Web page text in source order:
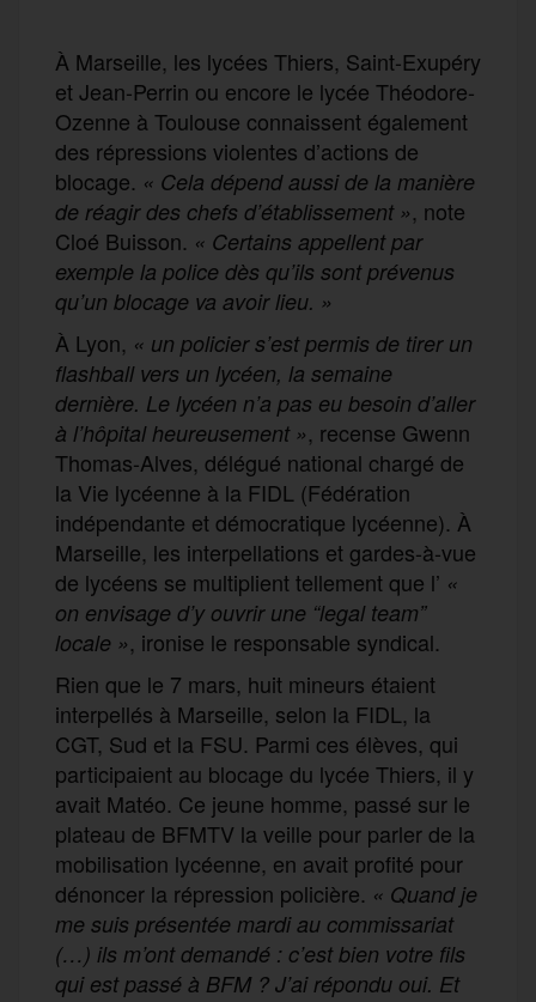
À Marseille, les lycées Thiers, Saint-Exupéry
et Jean-Perrin ou encore le lycée Théodore-
Ozenne à Toulouse connaissent également
des répressions violentes d’actions de
blocage. « Cela dépend aussi de la manière
de réagir des chefs d’établissement », note
Cloé Buisson. « Certains appellent par
exemple la police dès qu’ils sont prévenus
qu’un blocage va avoir lieu. »
À Lyon, « un policier s’est permis de tirer un
flashball vers un lycéen, la semaine
dernière. Le lycéen n’a pas eu besoin d’aller
à l’hôpital heureusement », recense Gwenn
Thomas-Alves, délégué national chargé de
la Vie lycéenne à la FIDL (Fédération
indépendante et démocratique lycéenne). À
Marseille, les interpellations et gardes-à-vue
de lycéens se multiplient tellement que l’ «
on envisage d’y ouvrir une “legal team”
locale », ironise le responsable syndical.
Rien que le 7 mars, huit mineurs étaient
interpellés à Marseille, selon la FIDL, la
CGT, Sud et la FSU. Parmi ces élèves, qui
participaient au blocage du lycée Thiers, il y
avait Matéo. Ce jeune homme, passé sur le
plateau de BFMTV la veille pour parler de la
mobilisation lycéenne, en avait profité pour
dénoncer la répression policière. « Quand je
me suis présentée mardi au commissariat
(…) ils m’ont demandé : c’est bien votre fils
qui est passé à BFM ? J’ai répondu oui. Et